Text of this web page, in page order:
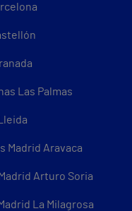
Las Palmas
Madrid Aravaca
Arturo Soria
La Milagrosa